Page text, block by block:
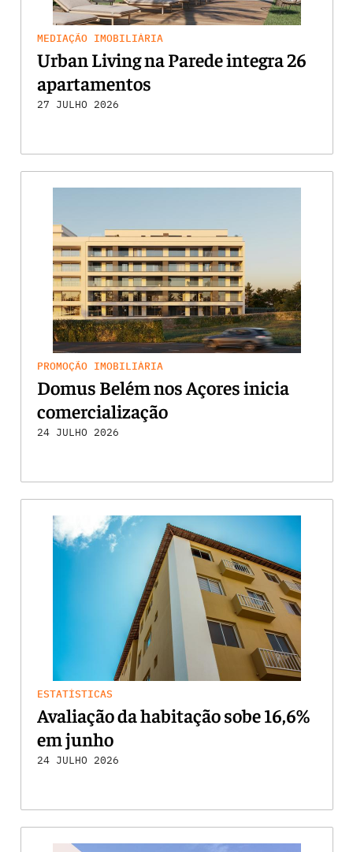
MEDIAÇÃO IMOBILIÁRIA
Urban Living na Parede integra 26
apartamentos
27 JULHO 2026
PROMOÇÃO IMOBILIÁRIA
Domus Belém nos Açores inicia
comercialização
24 JULHO 2026
ESTATÍSTICAS
Avaliação da habitação sobe 16,6%
em junho
24 JULHO 2026